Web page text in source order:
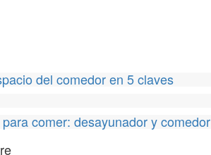
del comedor en 5 claves
comer: desayunador y comedor